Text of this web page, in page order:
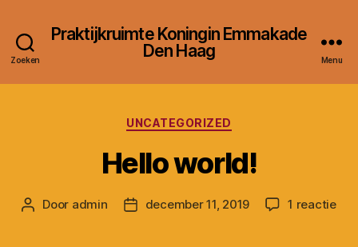
Zoeken
Praktijkruimte Koningin Emmakade
Den Haag
Menu
Categorieën
UNCATEGORIZED
Hello world!
Berichtauteur
Door admin Berichtdatum
december 11, 2019 1 reactieop